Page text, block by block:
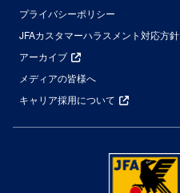
プライバシーポリシー
JFAカスタマーハラスメント対応方針
アーカイブ
メディアの皆様へ
キャリア採用について